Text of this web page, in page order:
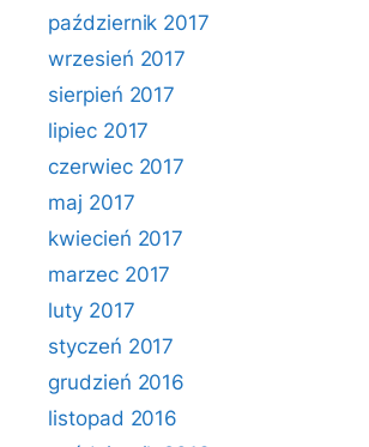
październik 2017
wrzesień 2017
sierpień 2017
lipiec 2017
czerwiec 2017
maj 2017
kwiecień 2017
marzec 2017
luty 2017
styczeń 2017
grudzień 2016
listopad 2016